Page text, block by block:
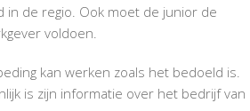
de regio. Ook moet de junior de
voldoen.
kan werken zoals het bedoeld is.
is zijn informatie over het bedrijf van